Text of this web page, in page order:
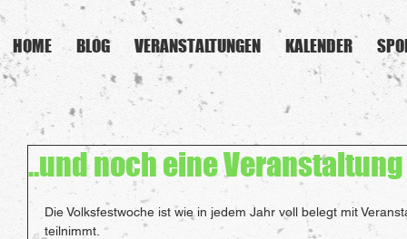
HOME BLOG VERANSTALTUNGEN KALENDER
..und noch eine Veranstaltung
Die Volksfestwoche ist wie in jedem Jahr voll belegt mit
teilnimmt.